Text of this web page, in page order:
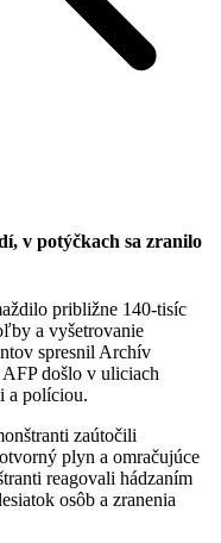
v potýčkach sa zranilo
približne 140-tisíc
a vyšetrovanie
spresnil Archív
došlo v uliciach
a políciou.
zaútočili
plyn a omračujúce
reagovali hádzaním
osôb a zranenia